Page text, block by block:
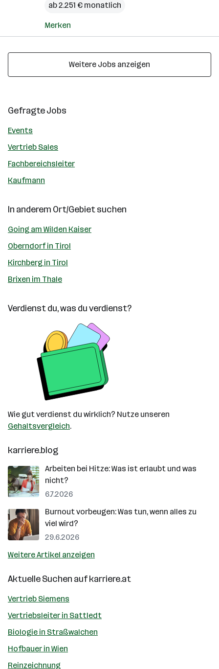
ab 2.251 € monatlich
Merken
Weitere Jobs anzeigen
Gefragte Jobs
Events
Vertrieb Sales
Fachbereichsleiter
Kaufmann
In anderem Ort/Gebiet suchen
Going am Wilden Kaiser
Oberndorf in Tirol
Kirchberg in Tirol
Brixen im Thale
Verdienst du, was du verdienst?
Wie gut verdienst du wirklich? Nutze unseren
Gehaltsvergleich.
karriere.blog
Arbeiten bei Hitze: Was ist erlaubt und was
nicht?
6.7.2026
Burnout vorbeugen: Was tun, wenn alles zu
viel wird?
29.6.2026
Weitere Artikel anzeigen
Aktuelle Suchen aufkarriere.at
Vertrieb Siemens
Vertriebsleiter in Sattledt
Biologie in Straßwalchen
Hofbauer in Wien
Reinzeichnung